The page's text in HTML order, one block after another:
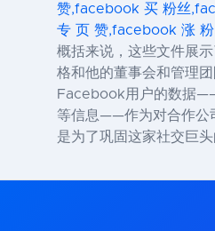
赞,facebook 买 粉丝
专 页 赞,facebook 涨
概括来说，这些文件展
格和他的董事会和管理
Facebook用户的数据
等信息——作为对合作公
是为了巩固这家社交巨